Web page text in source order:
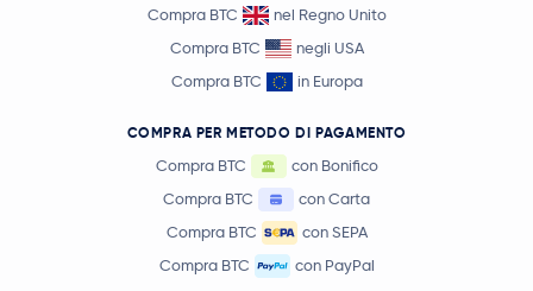
Compra BTC
nel Regno Unito
Compra BTC
negli USA
Compra BTC
in Europa
COMPRA PER METODO DI PAGAMENTO
Compra BTC
con Bonifico
Compra BTC
con Carta
Compra BTC
con SEPA
Compra BTC
con PayPal